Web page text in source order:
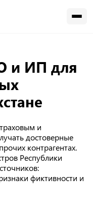
и ИП для
и
достоверные
контрагентах.
Республики
фиктивности и